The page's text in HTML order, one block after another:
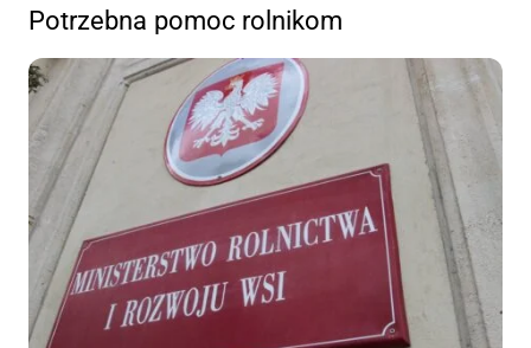
Potrzebna pomoc rolnikom